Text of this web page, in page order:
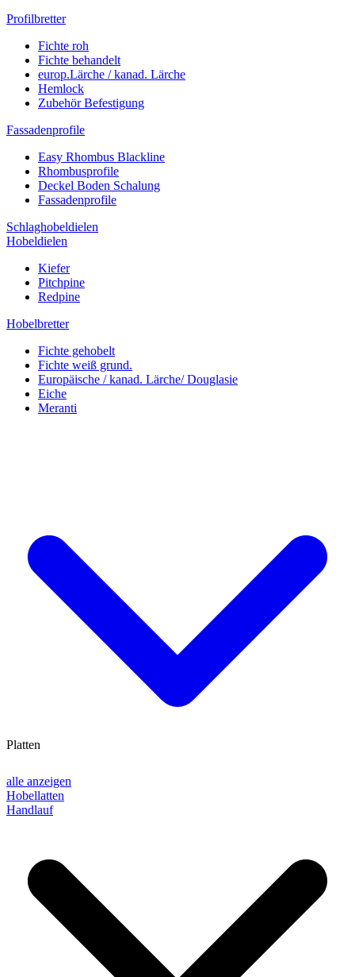
Profilbretter
Fichte roh
Fichte behandelt
europ.Lärche / kanad. Lärche
Hemlock
Zubehör Befestigung
Fassadenprofile
Easy Rhombus Blackline
Rhombusprofile
Deckel Boden Schalung
Fassadenprofile
Schlaghobeldielen
Hobeldielen
Kiefer
Pitchpine
Redpine
Hobelbretter
Fichte gehobelt
Fichte weiß grund.
Europäische / kanad. Lärche/ Douglasie
Eiche
Meranti
alle anzeigen
Hobellatten
Handlauf
Platten